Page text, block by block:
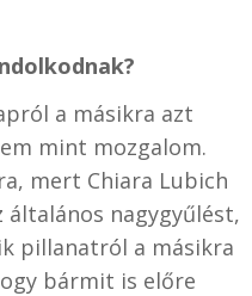
a másikra azt
mint mozgalom.
mert Chiara Lubich
nagygyűlést,
pillanatról a másikra
bármit is előre